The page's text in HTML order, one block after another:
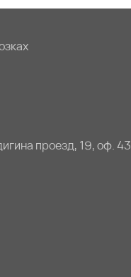
проезд, 19, оф. 43